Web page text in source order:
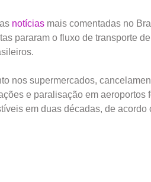
notícias mais comentadas no
pararam o fluxo de transporte
nos supermercados,
e paralisação em aeroportos
em duas décadas, de